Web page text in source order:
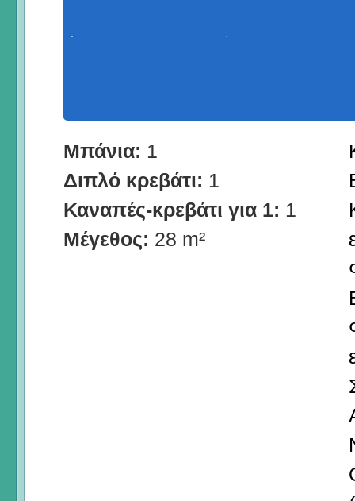
Μπάνια: 1
Διπλό κρεβάτι: 1
Καναπές-κρεβάτι για 1: 1
Μέγεθος: 28 m²